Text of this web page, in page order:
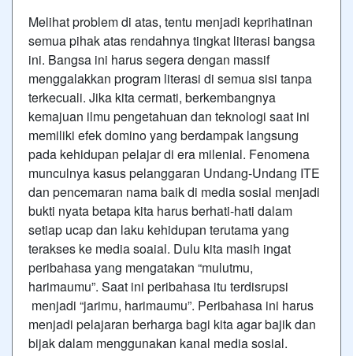
Melihat problem di atas, tentu menjadi keprihatinan
semua pihak atas rendahnya tingkat literasi bangsa
ini. Bangsa ini harus segera dengan massif
menggalakkan program literasi di semua sisi tanpa
terkecuali. Jika kita cermati, berkembangnya
kemajuan ilmu pengetahuan dan teknologi saat ini
memiliki efek domino yang berdampak langsung
pada kehidupan pelajar di era milenial. Fenomena
munculnya kasus pelanggaran Undang-Undang ITE
dan pencemaran nama baik di media sosial menjadi
bukti nyata betapa kita harus berhati-hati dalam
setiap ucap dan laku kehidupan terutama yang
terakses ke media soaial. Dulu kita masih ingat
peribahasa yang mengatakan “mulutmu,
harimaumu”. Saat ini peribahasa itu terdisrupsi
menjadi “jarimu, harimaumu”. Peribahasa ini harus
menjadi pelajaran berharga bagi kita agar bajik dan
bijak dalam menggunakan kanal media sosial.